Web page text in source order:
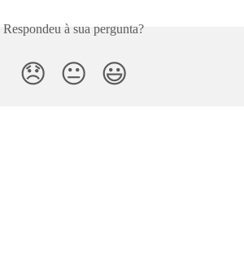
Respondeu à sua pergunta?
😞 😐 😃